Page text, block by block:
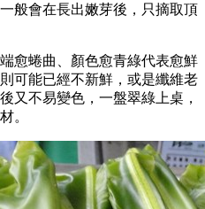
般會在長出嫩芽後，只摘取頂
愈蜷曲、顏色愈青綠代表愈鮮
可能已經不新鮮，或是纖維老
又不易變色，一盤翠綠上桌，
。